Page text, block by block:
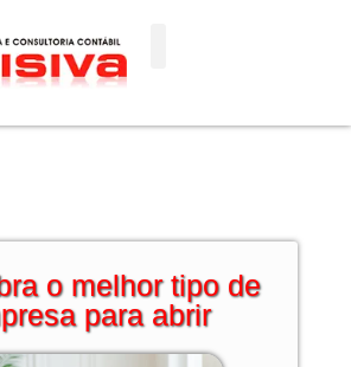
o melhor tipo de
para abrir